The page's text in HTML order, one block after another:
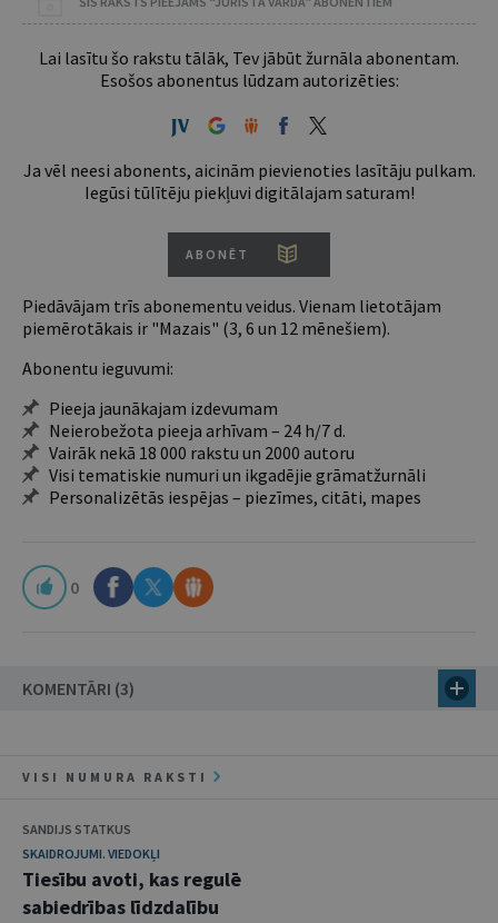
Lai lasītu šo rakstu tālāk, Tev jābūt žurnāla abonentam.
Esošos abonentus lūdzam autorizēties:
Ja vēl neesi abonents, aicinām pievienoties lasītāju pulkam.
Iegūsi tūlītēju piekļuvi digitālajam saturam!
ABONĒT
Piedāvājam trīs abonementu veidus. Vienam lietotājam
piemērotākais ir "Mazais" (3, 6 un 12 mēnešiem).
Abonentu ieguvumi:
Pieeja jaunākajam izdevumam
Neierobežota pieeja arhīvam – 24 h/7 d.
Vairāk nekā 18 000 rakstu un 2000 autoru
Visi tematiskie numuri un ikgadējie grāmatžurnāli
Personalizētās iespējas – piezīmes, citāti, mapes
0
KOMENTĀRI (3)
VISI NUMURA RAKSTI
SANDIJS STATKUS
SKAIDROJUMI. VIEDOKĻI
Tiesību avoti, kas regulē
sabiedrības līdzdalību